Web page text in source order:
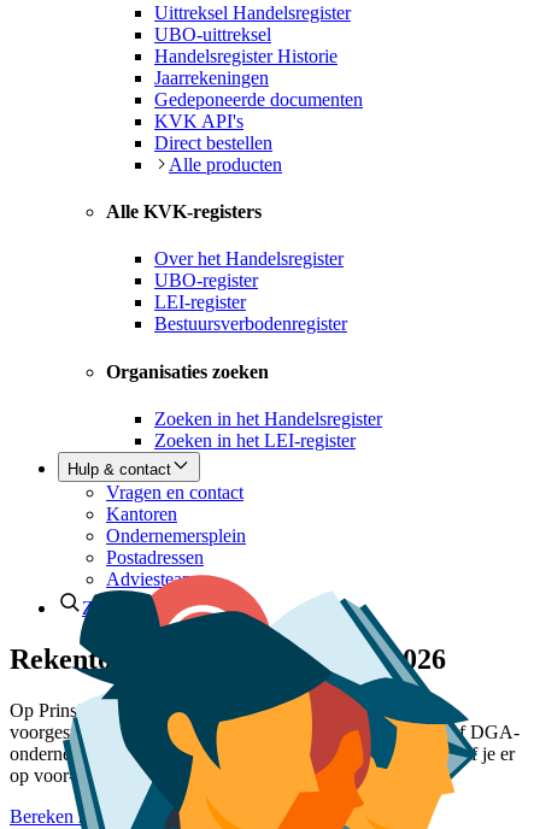
Uittreksel Handelsregister
UBO-uittreksel
Handelsregister Historie
Jaarrekeningen
Gedeponeerde documenten
KVK API's
Direct bestellen
Alle producten
Alle KVK-registers
Over het Handelsregister
UBO-register
LEI-register
Bestuursverbodenregister
Organisaties zoeken
Zoeken in het Handelsregister
Zoeken in het LEI-register
Hulp & contact
Vragen en contact
Kantoren
Ondernemersplein
Postadressen
Adviesteam
Zoeken
Rekentool inkomstenbelasting 2026
Op Prinsjesdag zijn nieuwe belastingtarieven voor 2026
voorgesteld. Wat betekenen ze voor jou als zzp'er, mkb'er of DGA-
ondernemer? Bereken hier de inkomstenbelasting en check of je er
op voor- of achteruit gaat.
Bereken zelf